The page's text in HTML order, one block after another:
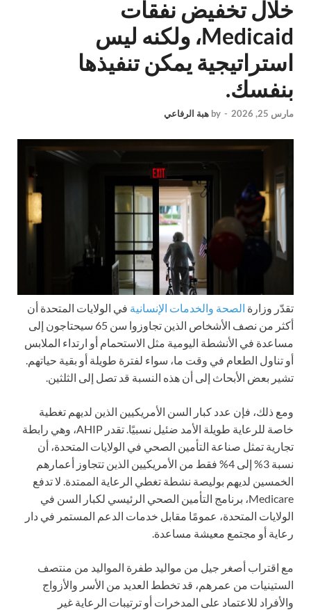
خلال تخفيض نفقات
Medicaid، ولكنه ليس
استراتيجية يمكن تنفيذها
بنفسك.
مارس 25, 2026 -
by هبة الرفاعي
تقدّر وزارة الصحة والخدمات الإنسانية في الولايات المتحدة أن
أكثر من نصف الأشخاص الذين تجاوزوا سن 65 سيحتاجون إلى
مساعدة في الأنشطة اليومية مثل الاستحمام أو ارتداء الملابس
أو تناول الطعام في وقت ما، سواء لفترة طويلة أو بقية حياتهم.
تشير بعض الأبحاث إلى أن هذه النسبة قد تصل إلى الثلثين.
ومع ذلك، فإن عدد كبار السن الأمريكيين الذين لديهم تغطية
خاصة للرعاية طويلة الأمد ضئيل نسبيًا. تقدر AHIP، وهي رابطة
تجارية تمثل صناعة التأمين الصحي في الولايات المتحدة، أن
نسبة 3% إلى 4% فقط من الأمريكيين الذين تتجاوز أعمارهم
الخمسين لديهم بوليصة نشطة تغطي الرعاية الممتدة. لا تدفع
Medicare، برنامج التأمين الصحي الرئيسي لكبار السن في
الولايات المتحدة، عمومًا مقابل خدمات الدعم المستمر في دار
رعاية أو مجتمع معيشة مساعدة.
مع اقتراب أصغر جيل من مواليد طفرة المواليد من منتصف
الستينيات من عمرهم، قد تخطط العديد من الأسر والأزواج
والأفراد للاعتماد على المدخرات أو ترتيبات الرعاية غير